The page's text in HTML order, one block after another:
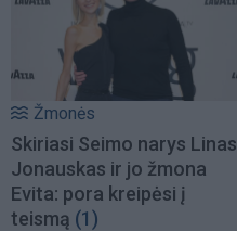
Žmonės
Skiriasi Seimo narys Linas
Jonauskas ir jo žmona
Evita: pora kreipėsi į
teismą (1)